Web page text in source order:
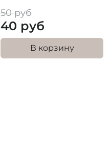
50 руб
40 руб
В корзину